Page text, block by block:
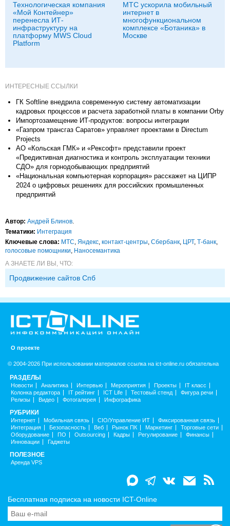
Технологическая компания
«Мой Контейнер»
перенесла ИТ-
инфраструктуру на
платформу MWS Cloud
Platform
МТС ускорила мобильный
интернет в
многофункциональном
комплексе «Ботаника» в
Москве
ИНТЕРЕСНЫЕ ССЫЛКИ
ГК Softline внедрила современную систему автоматизации
кадровых процессов и расчета заработной платы в компании Orby
Импортозамещение ИТ-продуктов: вопросы интеграции
«Газпром трансгаз Саратов» управляет проектами в Directum
Projects
АО «Кольская ГМК» и «Рексофт» представили проект
«Предиктивная диагностика и контроль эксплуатации техники
СДО» для горнодобывающих предприятий
«Национальная компьютерная корпорация» расскажет на ЦИПР
2024 о цифровых решениях для российских промышленных
предприятий
Автор: Андрей Блинов.
Тематики: Интеграция
Ключевые слова: МТС, Яндекс, контакт-центры, Сбербанк, ЦРТ, Т-банк,
голосовые помощники, Наносемантика
А ЗНАЕТЕ ЛИ ВЫ, ЧТО:
Продвижение сайтов Спб
О проекте
© 2004-2026 При использовании материалов ссылка на ict-online.ru обязательна
РАЗДЕЛЫ
Новости Аналитика Интервью Мероприятия Проекты
IT класс
Колонка редактора
IT рейтинг ICT Life Тестовый стенд
Фигура речи
Релизы
Видео Фотогалерея Инфографика
РУБРИКИ
Интернет Мобильная связь CIO/Управление ИТ
Фиксированная связь
Интеграция
Безопасность Веб Рынок ПК Маркетинг
Торговые сети
Оборудование
ПО Outsourcing Кадры Регулирование
Финансы
Инновации
Гаджеты
ПОЛЕЗНОЕ
Аренда VPS
Бесплатная подписка на новости ICT-Online